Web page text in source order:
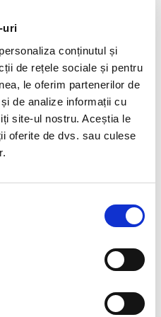
uri
conținutul și
de rețele sociale și pentru
le oferim partenerilor de
de analize informații cu
site-ul nostru. Aceștia le
oferite de dvs. sau culese
- Interviu
Tămaș,
digitalizarea
multiple etape și
în afara faptului că
la tehnologie …